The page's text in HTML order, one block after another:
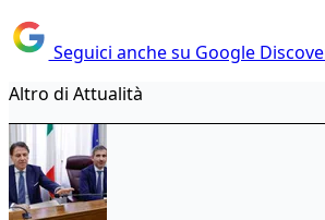
Seguici anche su Google
Altro di Attualità